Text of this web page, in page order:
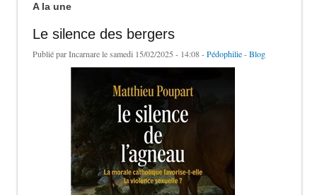
A la une
Le silence des bergers
Publié parIncarnarele samedi 15/02/2025 - 14:08 -Pédophilie-Blog